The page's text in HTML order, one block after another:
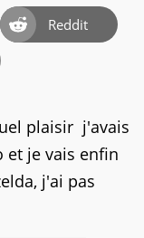
Reddit
plaisir j'avais
et je vais enfin
j'ai pas